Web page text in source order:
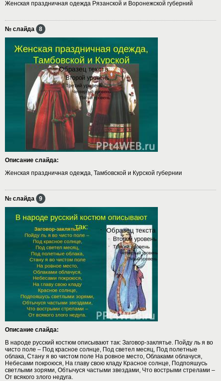
Женская праздничная одежда Рязанской и Воронежской губерний
№ слайда 8
Описание слайда:
Женская праздничная одежда, Тамбовской и Курской губернии
№ слайда 9
Описание слайда:
В народе русский костюм описывают так: Заговор-заклятье. Пойду ль я во
чисто поле – Под красное солнце, Под светел месяц, Под полетные
облака, Стану я во чистом поле На ровное место, Облаками облачуся,
Небесами покроюся, На главу свою кладу Красное солнце, Подпояшусь
светлыми зорями, Обтычуся частыми звездами, Что вострыми стрелами –
От всякого злого недуга.